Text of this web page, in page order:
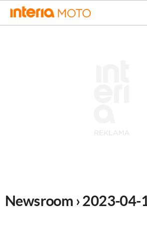
Newsroom › 2023-04-